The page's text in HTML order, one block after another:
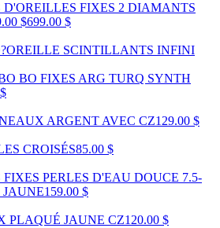
D'OREILLES FIXES 2 DIAMANTS
$699.00 $
SCINTILLANTS INFINI
BO FIXES ARG TURQ SYNTH
ARGENT AVEC CZ129.00 $
CROISÉS85.00 $
PERLES D'EAU DOUCE 7.5-
JAUNE159.00 $
PLAQUÉ JAUNE CZ120.00 $